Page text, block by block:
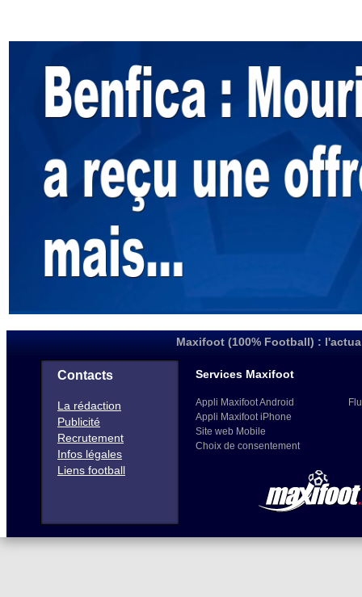
Maxifoot (100% Football) :
Contacts
La rédaction
Publicité
Recrutement
Infos légales
Liens football
Services Maxifoot
Appli Maxifoot Android
Appli Maxifoot iPhone
Site web Mobile
Choix de consentement